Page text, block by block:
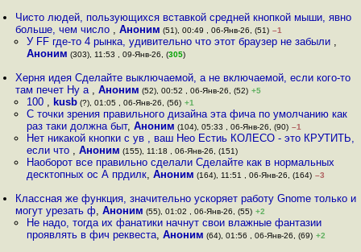
Чисто людей, пользующихся вставкой средней кнопкой мыши, явно
больше, чем число ,Аноним (51), 00:49 , 06-Янв-26, (51) –1
У FF где-то 4 рынка, удивительно что этот браузер не забыли ,
Аноним (303), 11:53 , 09-Янв-26, (305)
Херня идея Сделайте выключаемой, а не включаемой, если кого-то
там печет Ну а ,Аноним (52), 00:52 , 06-Янв-26, (52) +5
100 , kusb(?), 01:05 , 06-Янв-26, (56) +1
С точки зрения правильного дизайна эта фича по умолчанию как
раз таки должна быт, Аноним (104), 05:33 , 06-Янв-26, (90) –1
Нет никакой кнопки с ув , ваш Нео Естиь КОЛЕСО - это КРУТИТЬ,
если что , Аноним (155), 11:18 , 06-Янв-26, (151)
Наоборот все правильно сделали Сделайте как в нормальных
десктопных ос А прдилк, Аноним (164), 11:51 , 06-Янв-26, (164) –3
Классная же функция, значительно ускоряет работу Gnome только и
могут урезать ф,Аноним (55), 01:02 , 06-Янв-26, (55) +2
Не надо, тогда их фанатики начнут свои влажные фантазии
проявлять в фич реквеста, Аноним (64), 01:56 , 06-Янв-26, (69) +2